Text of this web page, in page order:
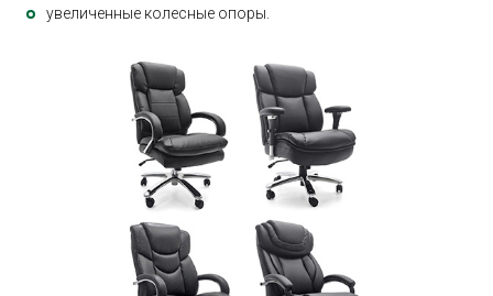
увеличенные колесные опоры.